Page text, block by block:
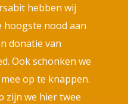
hebben wij
hoogste nood aan
donatie van
Ook schonken we
op te knappen.
zijn we hier twee